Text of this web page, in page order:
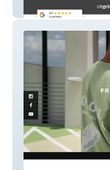
My Unique Studio